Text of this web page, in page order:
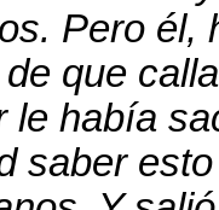
Pero él,
que
le había
saber